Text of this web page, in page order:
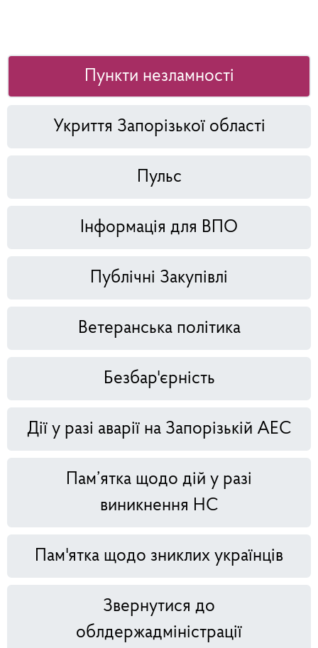
Пункти незламності
Укриття Запорізької області
Пульс
Інформація для ВПО
Публічні Закупівлі
Ветеранська політика
Безбар'єрність
Дії у разі аварії на Запорізькій АЕС
Пам’ятка щодо дій у разі
виникнення НС
Пам'ятка щодо зниклих українців
Звернутися до
облдержадміністрації